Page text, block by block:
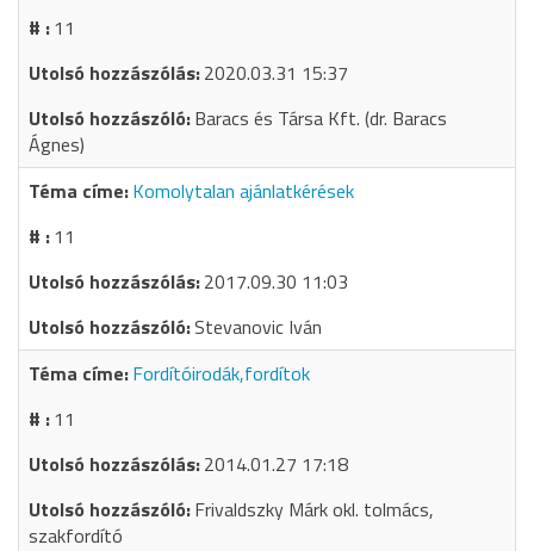
11
2020.03.31 15:37
Baracs és Társa Kft. (dr. Baracs
Ágnes)
Komolytalan ajánlatkérések
11
2017.09.30 11:03
Stevanovic Iván
Fordítóirodák,fordítok
11
2014.01.27 17:18
Frivaldszky Márk okl. tolmács,
szakfordító